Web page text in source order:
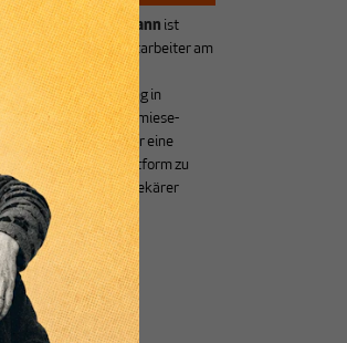
Markus Krüsemann ist
Soziologe und Mitarbeiter am
Institut für
Regionalforschung in
Göttingen. Untermiese-
Jobs.debetreibt er eine
Informationsplattform zu
atypischer und prekärer
Beschäftigung.